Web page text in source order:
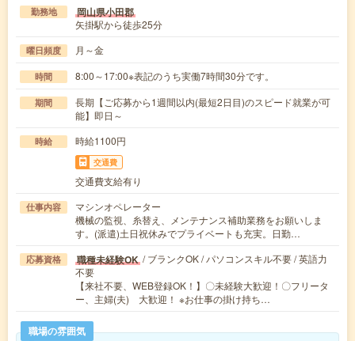
勤務地 岡山県小田郡
矢掛駅から徒歩25分
曜日頻度 月～金
時間 8:00～17:00※表記のうち実働7時間30分です。
期間
長期【ご応募から1週間以内(最短2日目)のスピード就業が可
能】即日～
時給 時給1100円
交通費
交通費支給有り
仕事内容
マシンオペレーター
機械の監視、糸替え、メンテナンス補助業務をお願いしま
す。(派遣)土日祝休みでプライベートも充実。日勤…
応募資格 職種未経験OK / ブランクOK / パソコンスキル不要 / 英語力
不要
【来社不要、WEB登録OK！】〇未経験大歓迎！〇フリータ
ー、主婦(夫) 大歓迎！ ※お仕事の掛け持ち…
職場の雰囲気